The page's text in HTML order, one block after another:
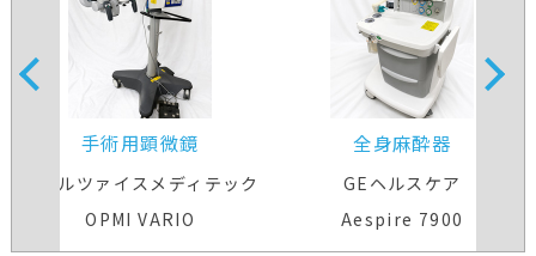
手術用顕微鏡
カールツァイスメディテック
OPMI VARIO
全身麻酔器
GEヘルスケア
Aespire 7900